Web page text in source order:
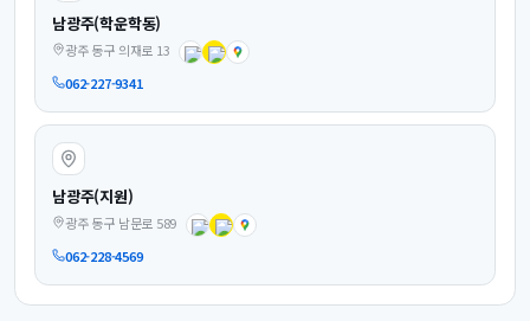
남광주(학운학동)
광주 동구 의재로 13
062-227-9341
남광주(지원)
광주 동구 남문로 589
062-228-4569